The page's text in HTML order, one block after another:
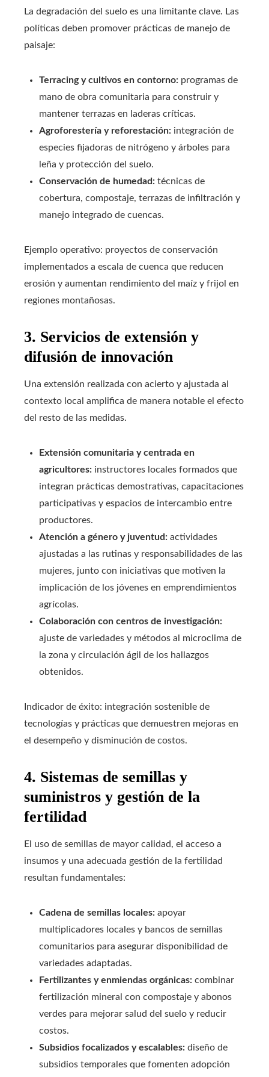
La degradación del suelo es una limitante clave. Las
políticas deben promover prácticas de manejo de
paisaje:
Terracing y cultivos en contorno: programas de
mano de obra comunitaria para construir y
mantener terrazas en laderas críticas.
Agroforestería y reforestación: integración de
especies fijadoras de nitrógeno y árboles para
leña y protección del suelo.
Conservación de humedad: técnicas de
cobertura, compostaje, terrazas de infiltración y
manejo integrado de cuencas.
Ejemplo operativo: proyectos de conservación
implementados a escala de cuenca que reducen
erosión y aumentan rendimiento del maíz y frijol en
regiones montañosas.
3. Servicios de extensión y
difusión de innovación
Una extensión realizada con acierto y ajustada al
contexto local amplifica de manera notable el efecto
del resto de las medidas.
Extensión comunitaria y centrada en
agricultores: instructores locales formados que
integran prácticas demostrativas, capacitaciones
participativas y espacios de intercambio entre
productores.
Atención a género y juventud: actividades
ajustadas a las rutinas y responsabilidades de las
mujeres, junto con iniciativas que motiven la
implicación de los jóvenes en emprendimientos
agrícolas.
Colaboración con centros de investigación:
ajuste de variedades y métodos al microclima de
la zona y circulación ágil de los hallazgos
obtenidos.
Indicador de éxito: integración sostenible de
tecnologías y prácticas que demuestren mejoras en
el desempeño y disminución de costos.
4. Sistemas de semillas y
suministros y gestión de la
fertilidad
El uso de semillas de mayor calidad, el acceso a
insumos y una adecuada gestión de la fertilidad
resultan fundamentales:
Cadena de semillas locales: apoyar
multiplicadores locales y bancos de semillas
comunitarios para asegurar disponibilidad de
variedades adaptadas.
Fertilizantes y enmiendas orgánicas: combinar
fertilización mineral con compostaje y abonos
verdes para mejorar salud del suelo y reducir
costos.
Subsidios focalizados y escalables: diseño de
subsidios temporales que fomenten adopción